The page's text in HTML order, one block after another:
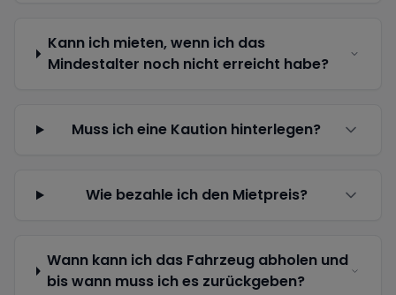
Kann ich mieten, wenn ich das
Mindestalter noch nicht erreicht habe?
Muss ich eine Kaution hinterlegen?
Wie bezahle ich den Mietpreis?
Wann kann ich das Fahrzeug abholen und
bis wann muss ich es zurückgeben?